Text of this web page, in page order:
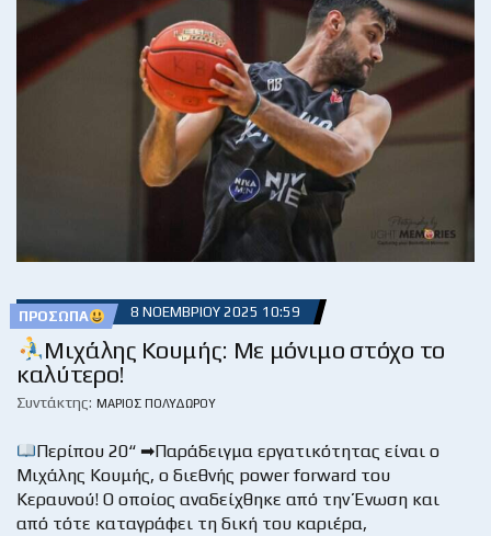
ΠΡΌΣΩΠΑ 8 ΝΟΕΜΒΡΊΟΥ 2025 10:59
Μιχάλης Κουμής: Με μόνιμο στόχο το
καλύτερο!
Συντάκτης: ΜΆΡΙΟΣ ΠΟΛΥΔΏΡΟΥ
Περίπου 20“ ➡Παράδειγμα εργατικότητας είναι ο
Μιχάλης Κουμής, ο διεθνής power forward του
Κεραυνού! Ο οποίος αναδείχθηκε από την Ένωση και
από τότε καταγράφει τη δική του καριέρα,